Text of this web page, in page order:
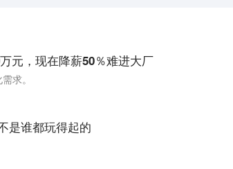
元，现在降薪50％难进大厂
求。
是谁都玩得起的